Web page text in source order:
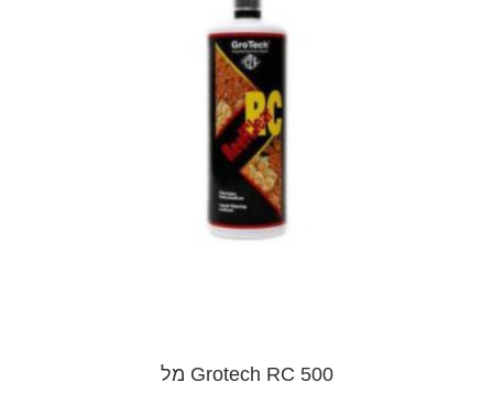
Grotech RC 500 מל